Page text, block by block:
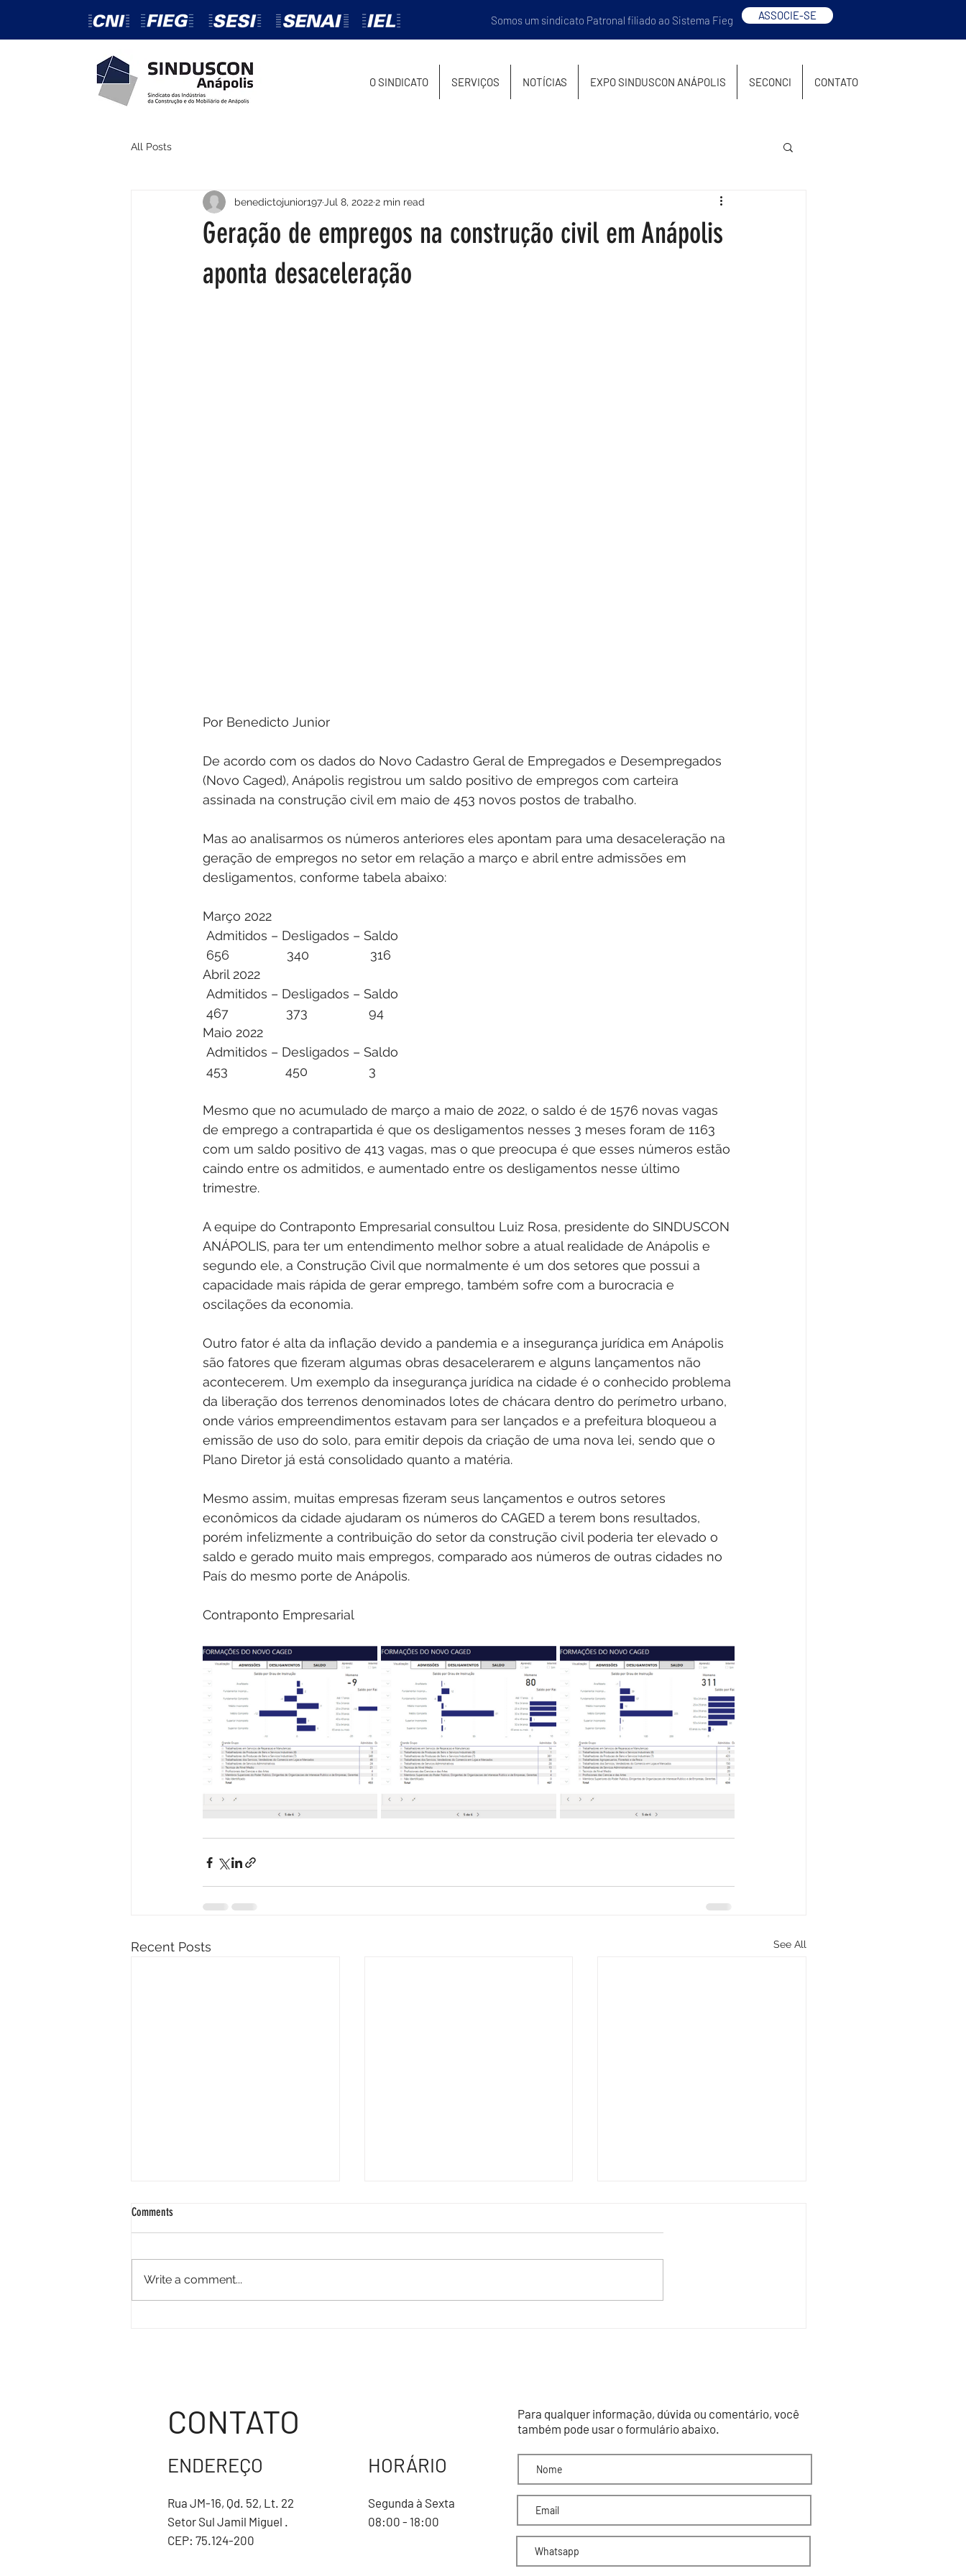
Somos um sindicato Patronal filiado ao Sistema Fieg ASSOCIE-SE
O SINDICATO SERVIÇOS NOTÍCIAS EXPO SINDUSCON ANÁPOLIS SECONCI CONTATO
All Posts
Geração de empregos na construção civil em Anápolis
aponta desaceleração
benedictojunior197 Jul 8, 20222 min read
Por Benedicto Junior
De acordo com os dados do Novo Cadastro Geral de Empregados e Desempregados
(Novo Caged), Anápolis registrou um saldo positivo de empregos com carteira
assinada na construção civil em maio de 453 novos postos de trabalho.
Mas ao analisarmos os números anteriores eles apontam para uma desaceleração na
geração de empregos no setor em relação a março e abril entre admissões em
desligamentos, conforme tabela abaixo:
Março 2022
Admitidos – Desligados – Saldo
656                340                 316
Abril 2022
Admitidos – Desligados – Saldo
467                373                 94
Maio 2022
Admitidos – Desligados – Saldo
453                450                 3
Mesmo que no acumulado de março a maio de 2022, o saldo é de 1576 novas vagas
de emprego a contrapartida é que os desligamentos nesses 3 meses foram de 1163
com um saldo positivo de 413 vagas, mas o que preocupa é que esses números estão
caindo entre os admitidos, e aumentado entre os desligamentos nesse último
trimestre.
A equipe do Contraponto Empresarial consultou Luiz Rosa, presidente do SINDUSCON
ANÁPOLIS, para ter um entendimento melhor sobre a atual realidade de Anápolis e
segundo ele, a Construção Civil que normalmente é um dos setores que possui a
capacidade mais rápida de gerar emprego, também sofre com a burocracia e
oscilações da economia.
Outro fator é alta da inflação devido a pandemia e a insegurança jurídica em Anápolis
são fatores que fizeram algumas obras desacelerarem e alguns lançamentos não
acontecerem. Um exemplo da insegurança jurídica na cidade é o conhecido problema
da liberação dos terrenos denominados lotes de chácara dentro do perímetro urbano,
onde vários empreendimentos estavam para ser lançados e a prefeitura bloqueou a
emissão de uso do solo, para emitir depois da criação de uma nova lei, sendo que o
Plano Diretor já está consolidado quanto a matéria.
Mesmo assim, muitas empresas fizeram seus lançamentos e outros setores
econômicos da cidade ajudaram os números do CAGED a terem bons resultados,
porém infelizmente a contribuição do setor da construção civil poderia ter elevado o
saldo e gerado muito mais empregos, comparado aos números de outras cidades no
País do mesmo porte de Anápolis.
Contraponto Empresarial
Recent Posts See All
Comments
Write a comment...
CONTATO
ENDEREÇO
Rua JM-16, Qd. 52, Lt. 22
Setor Sul Jamil Miguel .
CEP: 75.124-200
HORÁRIO
Segunda à Sexta
08:00 - 18:00
Para qualquer informação, dúvida ou comentário, você
também pode usar o formulário abaixo.